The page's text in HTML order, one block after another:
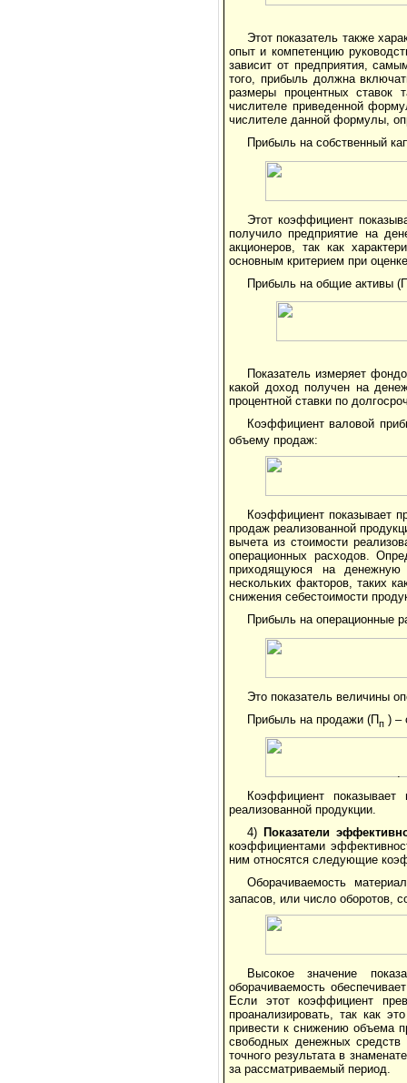
Этот показатель также
опыт и компетенцию
зависит от предприятия,
того, прибыль должна
размеры процентных ставок
числителе приведенной
числителе данной формулы,
Прибыль на собственный
Этот коэффициент
получило предприятие на
акционеров, так как
основным критерием при
Прибыль на общие активы
Показатель измеряет
какой доход получен на
процентной ставки по
Коэффициент валовой
объему продаж:
Коэффициент показывает
продаж реализованной
вычета из стоимости
операционных расходов.
приходящуюся на денежную
нескольких факторов, таких
снижения себестоимости
Прибыль на операционные
Это показатель величины
Прибыль на продажи (Пп ) –
.
Коэффициент
реализованной продукции.
4) Показатели
коэффициентами
ним относятся следующие
Оборачиваемость
запасов, или число оборотов,
Высокое значение
оборачиваемость
Если этот коэффициент
проанализировать, так как
привести к снижению объема
свободных денежных средств
точного результата в
за рассматриваемый период.